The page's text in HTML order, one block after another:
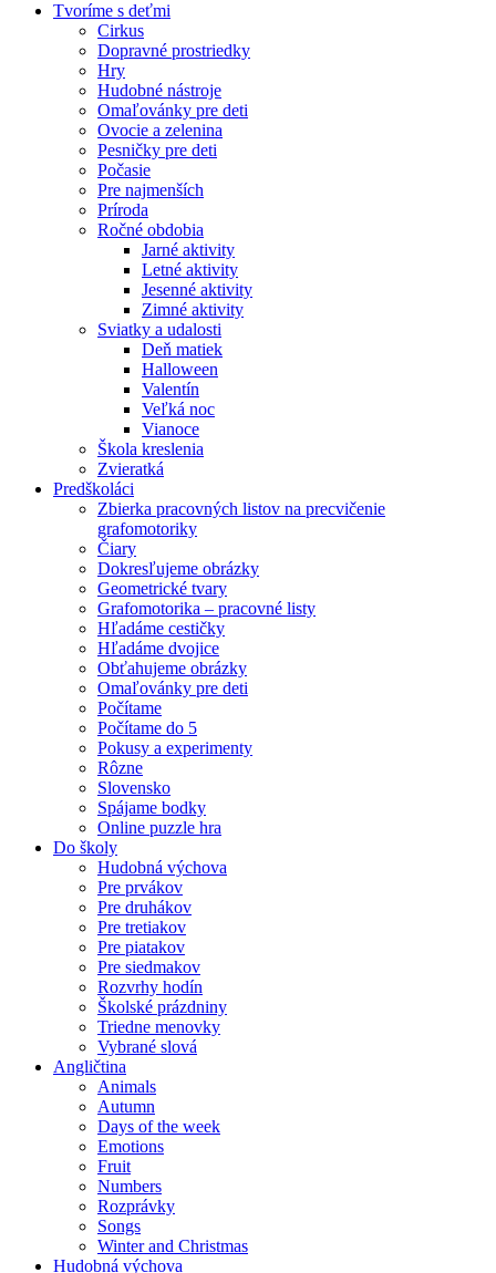
Tvoríme s deťmi
Cirkus
Dopravné prostriedky
Hry
Hudobné nástroje
Omaľovánky pre deti
Ovocie a zelenina
Pesničky pre deti
Počasie
Pre najmenších
Príroda
Ročné obdobia
Jarné aktivity
Letné aktivity
Jesenné aktivity
Zimné aktivity
Sviatky a udalosti
Deň matiek
Halloween
Valentín
Veľká noc
Vianoce
Škola kreslenia
Zvieratká
Predškoláci
Zbierka pracovných listov na precvičenie
grafomotoriky
Čiary
Dokresľujeme obrázky
Geometrické tvary
Grafomotorika – pracovné listy
Hľadáme cestičky
Hľadáme dvojice
Obťahujeme obrázky
Omaľovánky pre deti
Počítame
Počítame do 5
Pokusy a experimenty
Rôzne
Slovensko
Spájame bodky
Online puzzle hra
Do školy
Hudobná výchova
Pre prvákov
Pre druhákov
Pre tretiakov
Pre piatakov
Pre siedmakov
Rozvrhy hodín
Školské prázdniny
Triedne menovky
Vybrané slová
Angličtina
Animals
Autumn
Days of the week
Emotions
Fruit
Numbers
Rozprávky
Songs
Winter and Christmas
Hudobná výchova